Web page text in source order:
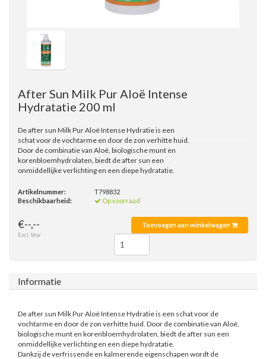
After Sun Milk Pur Aloë Intense
Hydratatie 200 ml
De after sun Milk Pur Aloë Intense Hydratie is een
schat voor de vochtarme en door de zon verhitte huid.
Door de combinatie van Aloë, biologische munt en
korenbloemhydrolaten, biedt de after sun een
onmiddellijke verlichting en een diepe hydratatie.
Artikelnummer:
T798832
Beschikbaarheid:
Op voorraad
€--,--
Excl. btw
Toevoegen aan winkelwagen
Informatie
De after sun Milk Pur Aloë Intense Hydratie is een schat voor de
vochtarme en door de zon verhitte huid. Door de combinatie van Aloë,
biologische munt en korenbloemhydrolaten, biedt de after sun een
onmiddellijke verlichting en een diepe hydratatie.
Dankzij de verfrissende en kalmerende eigenschapen wordt de